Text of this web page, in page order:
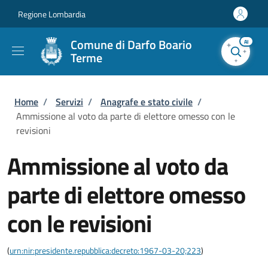
Regione Lombardia
Comune di Darfo Boario
Terme
AI
Briciole di pane
Home / Servizi / Anagrafe e stato civile /
Ammissione al voto da parte di elettore omesso con le
revisioni
Ammissione al voto da
parte di elettore omesso
con le revisioni
(urn:nir:presidente.repubblica:decreto:1967-03-20;223)